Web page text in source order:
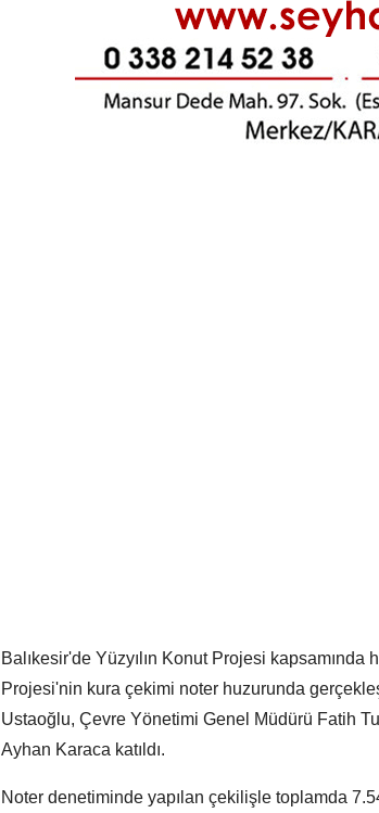
Balıkesir'de Yüzyılın Konut Projesi
Projesi'nin kura çekimi noter huzurunda
Ustaoğlu, Çevre Yönetimi Genel Müdürü Fatih
Ayhan Karaca katıldı.
Noter denetiminde yapılan çekilişle toplamda